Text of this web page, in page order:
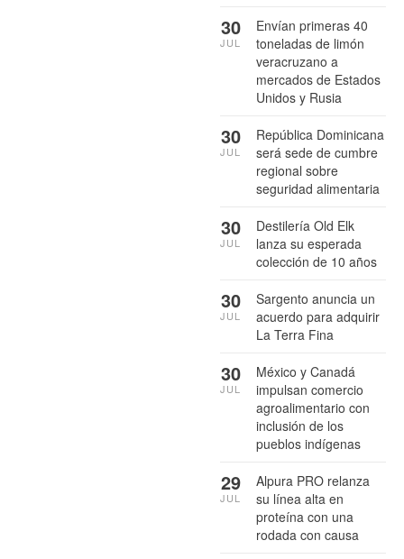
Envían primeras 40
toneladas de limón
veracruzano a
mercados de Estados
Unidos y Rusia
30
JUL
República Dominicana
será sede de cumbre
regional sobre
seguridad alimentaria
30
JUL
Destilería Old Elk
lanza su esperada
colección de 10 años
30
JUL
Sargento anuncia un
acuerdo para adquirir
La Terra Fina
30
JUL
México y Canadá
impulsan comercio
agroalimentario con
inclusión de los
pueblos indígenas
30
JUL
Alpura PRO relanza
su línea alta en
proteína con una
rodada con causa
29
JUL